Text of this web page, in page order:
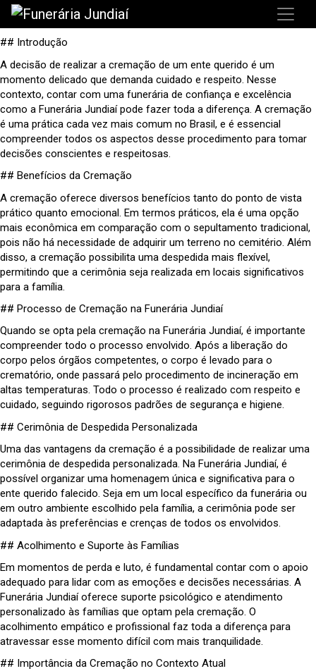
## Introdução
A decisão de realizar a cremação de um ente querido é um
momento delicado que demanda cuidado e respeito. Nesse
contexto, contar com uma funerária de confiança e excelência
como a Funerária Jundiaí pode fazer toda a diferença. A cremação
é uma prática cada vez mais comum no Brasil, e é essencial
compreender todos os aspectos desse procedimento para tomar
decisões conscientes e respeitosas.
## Benefícios da Cremação
A cremação oferece diversos benefícios tanto do ponto de vista
prático quanto emocional. Em termos práticos, ela é uma opção
mais econômica em comparação com o sepultamento tradicional,
pois não há necessidade de adquirir um terreno no cemitério. Além
disso, a cremação possibilita uma despedida mais flexível,
permitindo que a cerimônia seja realizada em locais significativos
para a família.
## Processo de Cremação na Funerária Jundiaí
Quando se opta pela cremação na Funerária Jundiaí, é importante
compreender todo o processo envolvido. Após a liberação do
corpo pelos órgãos competentes, o corpo é levado para o
crematório, onde passará pelo procedimento de incineração em
altas temperaturas. Todo o processo é realizado com respeito e
cuidado, seguindo rigorosos padrões de segurança e higiene.
## Cerimônia de Despedida Personalizada
Uma das vantagens da cremação é a possibilidade de realizar uma
cerimônia de despedida personalizada. Na Funerária Jundiaí, é
possível organizar uma homenagem única e significativa para o
ente querido falecido. Seja em um local específico da funerária ou
em outro ambiente escolhido pela família, a cerimônia pode ser
adaptada às preferências e crenças de todos os envolvidos.
## Acolhimento e Suporte às Famílias
Em momentos de perda e luto, é fundamental contar com o apoio
adequado para lidar com as emoções e decisões necessárias. A
Funerária Jundiaí oferece suporte psicológico e atendimento
personalizado às famílias que optam pela cremação. O
acolhimento empático e profissional faz toda a diferença para
atravessar esse momento difícil com mais tranquilidade.
## Importância da Cremação no Contexto Atual